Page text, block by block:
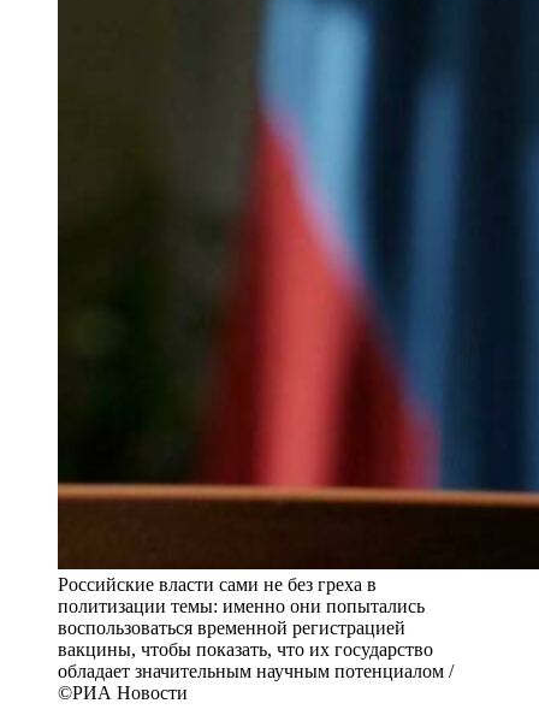
Российские власти сами не без греха в
политизации темы: именно они попытались
воспользоваться временной регистрацией
вакцины, чтобы показать, что их государство
обладает значительным научным потенциалом /
©РИА Новости